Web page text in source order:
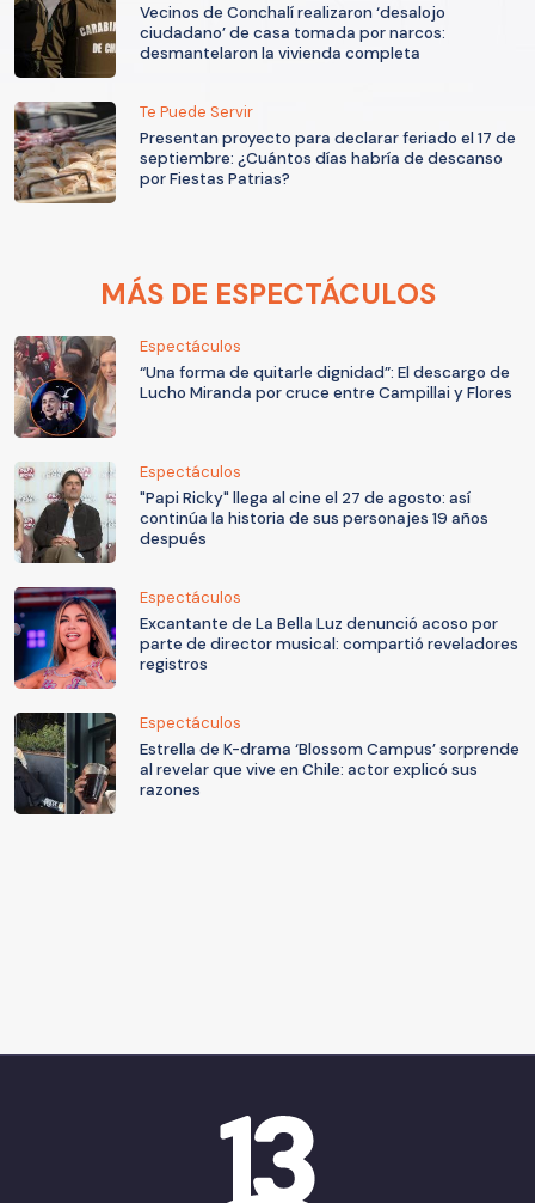
Vecinos de Conchalí realizaron ‘desalojo
ciudadano’ de casa tomada por narcos:
desmantelaron la vivienda completa
Te Puede Servir
Presentan proyecto para declarar feriado el 17 de
septiembre: ¿Cuántos días habría de descanso
por Fiestas Patrias?
MÁS DE ESPECTÁCULOS
Espectáculos
“Una forma de quitarle dignidad”: El descargo de
Lucho Miranda por cruce entre Campillai y Flores
Espectáculos
"Papi Ricky" llega al cine el 27 de agosto: así
continúa la historia de sus personajes 19 años
después
Espectáculos
Excantante de La Bella Luz denunció acoso por
parte de director musical: compartió reveladores
registros
Espectáculos
Estrella de K-drama ‘Blossom Campus’ sorprende
al revelar que vive en Chile: actor explicó sus
razones